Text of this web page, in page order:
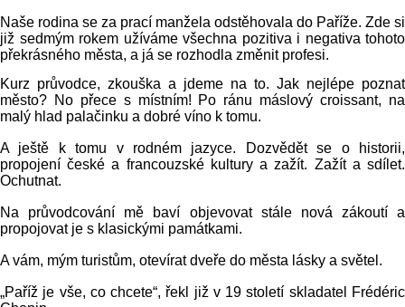
Naše rodina se za prací manžela odstěhovala do Paříže. Zde si
již sedmým rokem užíváme všechna pozitiva i negativa tohoto
překrásného města, a já se rozhodla změnit profesi.
Kurz průvodce, zkouška a jdeme na to. Jak nejlépe poznat
město? No přece s místním! Po ránu máslový croissant, na
malý hlad palačinku a dobré víno k tomu.
A ještě k tomu v rodném jazyce. Dozvědět se o historii,
propojení české a francouzské kultury a zažít. Zažít a sdílet.
Ochutnat.
Na průvodcování mě baví objevovat stále nová zákoutí a
propojovat je s klasickými památkami.
A vám, mým turistům, otevírat dveře do města lásky a světel.
„Paříž je vše, co chcete“, řekl již v 19 století skladatel Frédéric